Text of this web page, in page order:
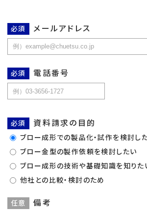
必須 メールアドレス
必須 電話番号
必須 資料請求の目的
ブロー成形での製品化・試作を検討し
ブロー金型の製作依頼を検討したい
ブロー成形の技術や基礎知識を知りた
他社との比較・検討のため
任意 備考